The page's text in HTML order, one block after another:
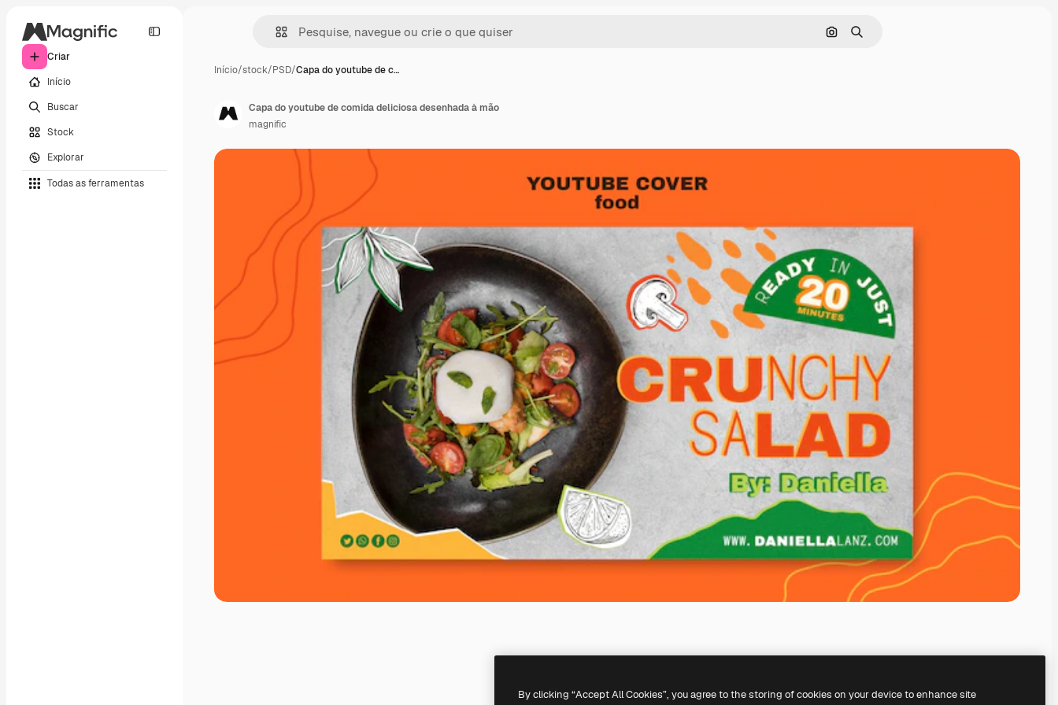
Criar
Início
Buscar
Stock
Explorar
Todas as ferramentas
Pesquisar por imagem
Buscar
Início/stock/PSD/Capa do youtube de c…
Capa do youtube de comida deliciosa desenhada à mão
magnific
By clicking “Accept All Cookies”, you agree to the storing of cookies on your device to enhance site